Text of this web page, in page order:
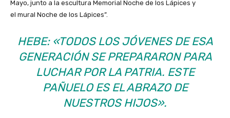
Mayo, junto a la escultura Memorial Noche de los Lápices y
el mural Noche de los Lápices”.
HEBE: «TODOS LOS JÓVENES DE ESA
GENERACIÓN SE PREPARARON PARA
LUCHAR POR LA PATRIA. ESTE
PAÑUELO ES EL ABRAZO DE
NUESTROS HIJOS».